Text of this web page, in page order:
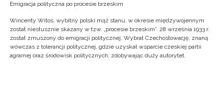
Emigracja polityczna po procesie brzeskim
Wincenty Witos, wybitny polski mąż stanu, w okresie międzywojennym
został niesłusznie skazany w tzw. „procesie brzeskim”. 28 września 1933 r.
został zmuszony do emigracji politycznej. Wybrał Czechosłowację, znaną
wówczas z tolerancji politycznej, gdzie uzyskał wsparcie czeskiej partii
agrarnej oraz środowisk politycznych, zdobywając duży autorytet.